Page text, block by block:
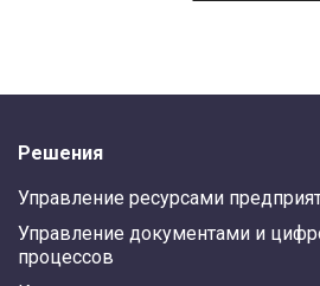
Решения
Управление ресурсами
Управление документами и
процессов